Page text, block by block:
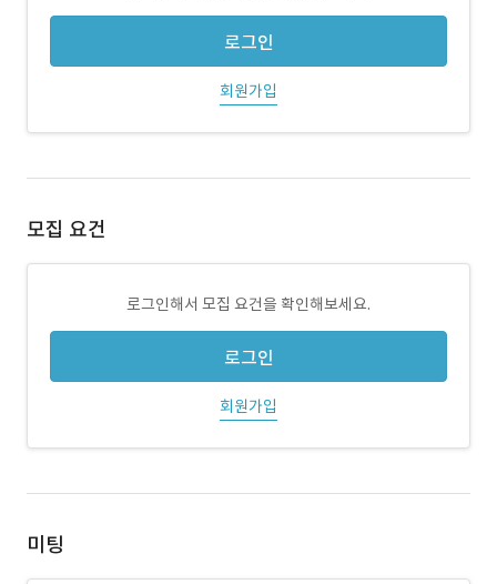
로그인
회원가입
모집 요건
로그인해서 모집 요건을 확인해보세요.
로그인
회원가입
미팅